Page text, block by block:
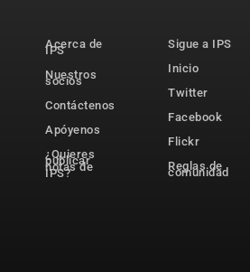
Acerca de
IPS
Nuestros
socios
Contáctenos
Apóyenos
¿Quieres
publicar
notas de
IPS?
Sigue a IPS
Inicio
Twitter
Facebook
Flickr
Reglas de
comunidad